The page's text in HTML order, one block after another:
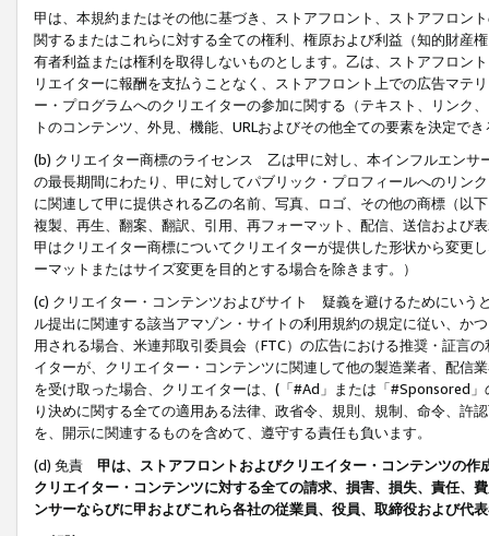
甲は、本規約またはその他に基づき、ストアフロント、ストアフロン
関するまたはこれらに対する全ての権利、権原および利益（知的財産
有者利益または権利を取得しないものとします。乙は、ストアフロン
リエイターに報酬を支払うことなく、ストアフロント上での広告マテ
ー・プログラムへのクリエイターの参加に関する（テキスト、リンク
トのコンテンツ、外見、機能、URLおよびその他全ての要素を決定で
(b) クリエイター商標のライセンス 乙は甲に対し、本インフルエンサ
の最長期間にわたり、甲に対してパブリック・プロフィールへのリン
に関連して甲に提供される乙の名前、写真、ロゴ、その他の商標（以
複製、再生、翻案、翻訳、引用、再フォーマット、配信、送信および
甲はクリエイター商標についてクリエイターが提供した形状から変更
ーマットまたはサイズ変更を目的とする場合を除きます。）
(c) クリエイター・コンテンツおよびサイト 疑義を避けるためにいう
ル提出に関連する該当アマゾン・サイトの利用規約の規定に従い、か
用される場合、米連邦取引委員会（FTC）の広告における推奨・証言
イターが、クリエイター・コンテンツに関連して他の製造業者、配信
を受け取った場合、クリエイターは、(「#Ad」または「#Sponsored
り決めに関する全ての適用ある法律、政省令、規則、規制、命令、許
を、開示に関連するものを含めて、遵守する責任も負います。
(d) 免責 甲は、ストアフロントおよびクリエイター・コンテンツの
クリエイター・コンテンツに対する全ての請求、損害、損失、責任、
ンサーならびに甲およびこれら各社の従業員、役員、取締役および代